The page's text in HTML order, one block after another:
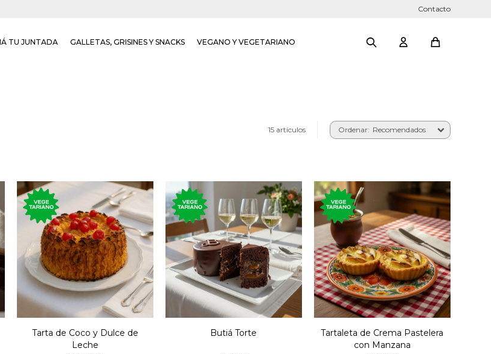
TU JUNTADA GALLETAS, GRISINES Y SNACKS VEGANO Y VEGETARIANO
Contacto
15 artículos Recomendados
Torta de coco rellena de
dulce de leche con
topping de cerezas.
Tarta de Coco y Dulce de
Leche
Postre con base en la
torta sacher, con
chocolate semi amargo y
mermelada de butiá.
Butiá Torte
Tartaleta con crema
pastelera, manzana y
baño de jalea.
Tartaleta de Crema Pastelera
con Manzana